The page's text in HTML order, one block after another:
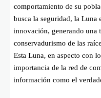
comportamiento de su
busca la seguridad, la Luna
innovación, generando una
conservadurismo de las
Esta Luna, en aspecto con
importancia de la red de
información como el